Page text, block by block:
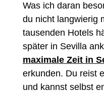
Was ich daran
du nicht langwierig
tausenden Hotels
später in Sevilla
maximale Zeit in
erkunden. Du reist
und kannst selbst